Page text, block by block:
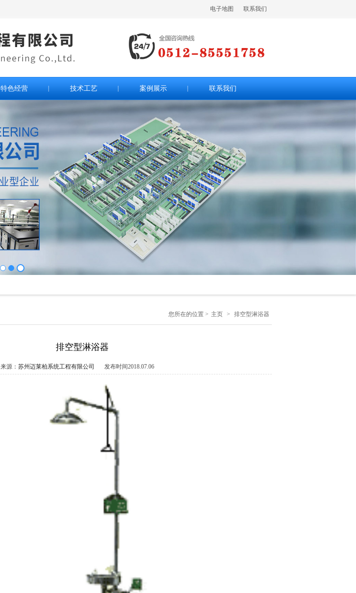
电子地图 联系我们
特色经营 技术工艺 案例展示 联系我们
您所在的位置 > 主页 > 排空型淋浴器
排空型淋浴器
来源： 苏州迈莱柏系统工程有限公司 发布时间2018.07.06